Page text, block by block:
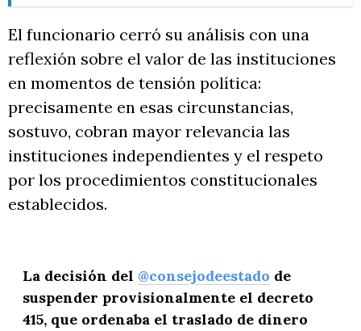
El funcionario cerró su análisis con una
reflexión sobre el valor de las instituciones
en momentos de tensión política:
precisamente en esas circunstancias,
sostuvo, cobran mayor relevancia las
instituciones independientes y el respeto
por los procedimientos constitucionales
establecidos.
La decisión del @consejodeestado de
suspender provisionalmente el decreto
415, que ordenaba el traslado de dinero